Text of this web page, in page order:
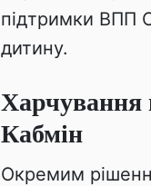
підтримки ВПП
дитину.
Харчування
Кабмін
Окремим